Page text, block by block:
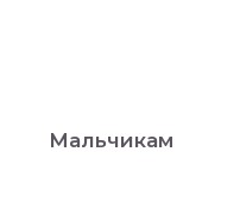
Мальчикам